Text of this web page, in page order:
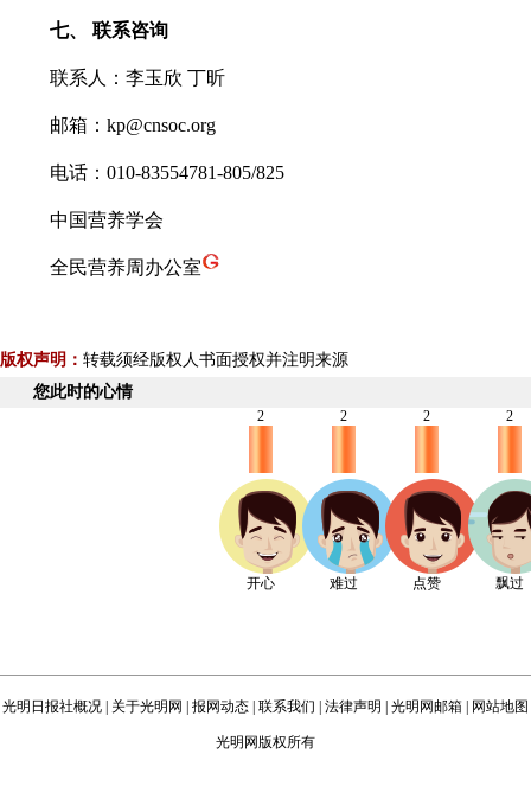
七、 联系咨询
联系人：李玉欣 丁昕
邮箱：kp@cnsoc.org
电话：010-83554781-805/825
中国营养学会
全民营养周办公室
版权声明： 转载须经版权人书面授权并注明来源
您此时的心情
2
开心
2
难过
2
点赞
2
飘过
光明日报社概况 关于光明网 报网动态 联系我们 法律声明 光明网邮箱 网站地图
光明网版权所有